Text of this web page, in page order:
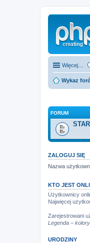
Więcej…
Wykaz
FORUM
ZALOGUJ SIĘ
Nazwa
KTO JEST
Użytkownicy
Najwięcej
Zarejestrowani
Legenda –
URODZINY